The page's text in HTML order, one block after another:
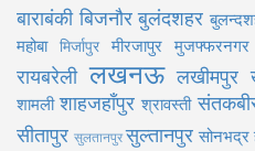
बाराबंकी बिजनौर बुलंदशहर
महोबा मिर्जापुर मीरजापुर मुजफ्फरनगर
रायबरेली लखनऊ लखीमपुर
शामली शाहजहाँपुर श्रावस्ती
सीतापुर सुलतानपुरसुल्तानपुर सोनभद्र